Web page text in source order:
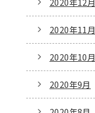
2020年11月
2020年10月
2020年9月